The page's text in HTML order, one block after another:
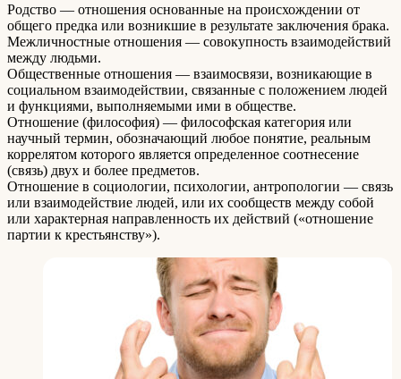
Родство — отношения основанные на происхождении от
общего предка или возникшие в результате заключения брака.
Межличностные отношения — совокупность взаимодействий
между людьми.
Общественные отношения — взаимосвязи, возникающие в
социальном взаимодействии, связанные с положением людей
и функциями, выполняемыми ими в обществе.
Отношение (философия) — философская категория или
научный термин, обозначающий любое понятие, реальным
коррелятом которого является определенное соотнесение
(связь) двух и более предметов.
Отношение в социологии, психологии, антропологии — связь
или взаимодействие людей, или их сообществ между собой
или характерная направленность их действий («отношение
партии к крестьянству»).